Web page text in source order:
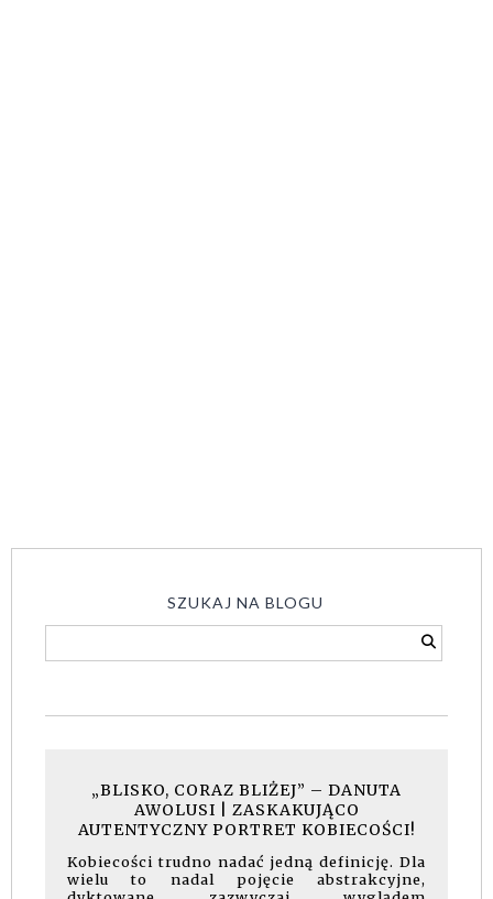
SZUKAJ NA BLOGU
„BLISKO, CORAZ BLIŻEJ” – DANUTA
AWOLUSI | ZASKAKUJĄCO
AUTENTYCZNY PORTRET KOBIECOŚCI!
Kobiecości trudno nadać jedną definicję. Dla
wielu to nadal pojęcie abstrakcyjne,